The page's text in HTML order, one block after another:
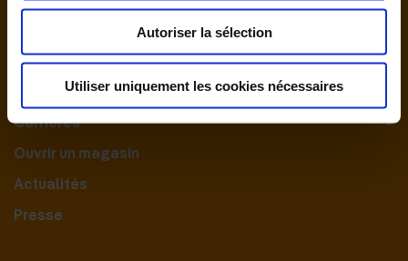
Autoriser la sélection
Utiliser uniquement les cookies nécessaires
Le Groupement
Nos engagements
Carrières
Ouvrir un magasin
Actualités
Presse